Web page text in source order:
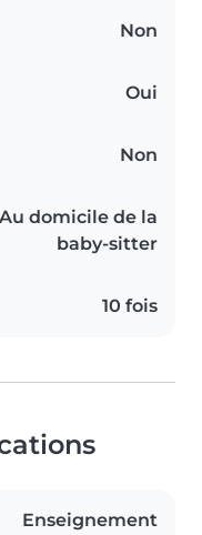
Non
Oui
Non
Au domicile de la
baby-sitter
10 fois
Enseignement